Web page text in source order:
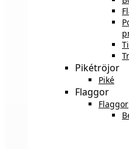
Pikétröjor
Piké
Flaggor
Flaggor